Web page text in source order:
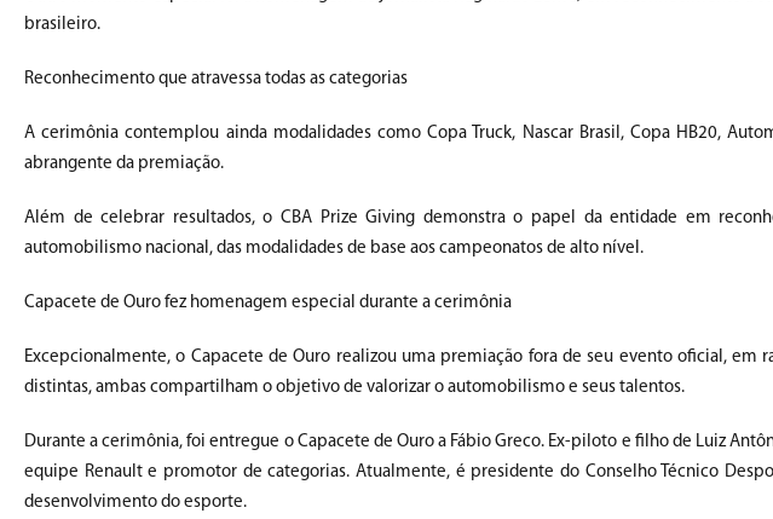
brasileiro.
Reconhecimento que atravessa todas as categorias
A cerimônia contemplou ainda modalidades como Copa Truck, Nascar Brasil, Copa HB20,
abrangente da premiação.
Além de celebrar resultados, o CBA Prize Giving demonstra o papel da entidade em
automobilismo nacional, das modalidades de base aos campeonatos de alto nível.
Capacete de Ouro fez homenagem especial durante a cerimônia
Excepcionalmente, o Capacete de Ouro realizou uma premiação fora de seu evento oficial, em
distintas, ambas compartilham o objetivo de valorizar o automobilismo e seus talentos.
Durante a cerimônia, foi entregue o Capacete de Ouro a Fábio Greco. Ex-piloto e filho de Luiz
equipe Renault e promotor de categorias. Atualmente, é presidente do Conselho Técnico
desenvolvimento do esporte.